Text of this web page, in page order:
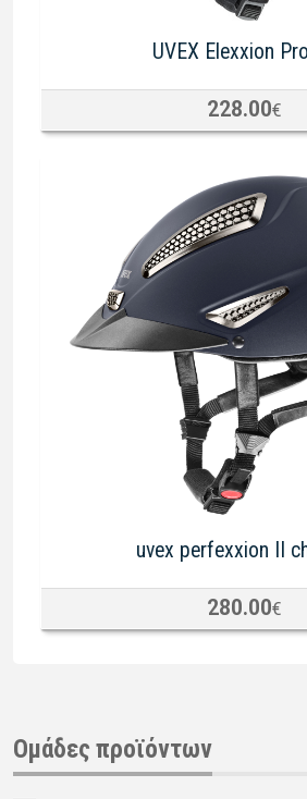
UVEX Elexxion
228.00€
uvex perfexxion II
280.00€
Ομάδες προϊόντων